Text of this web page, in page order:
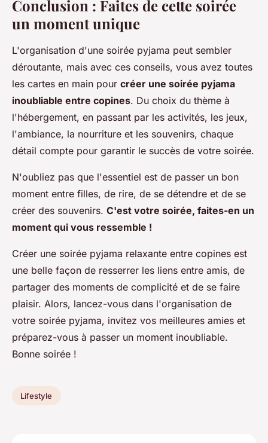
Conclusion : Faites de cette soirée
un moment unique
L'organisation d'une soirée pyjama peut sembler
déroutante, mais avec ces conseils, vous avez toutes
les cartes en main pour créer une soirée pyjama
inoubliable entre copines. Du choix du thème à
l'hébergement, en passant par les activités, les jeux,
l'ambiance, la nourriture et les souvenirs, chaque
détail compte pour garantir le succès de votre soirée.
N'oubliez pas que l'essentiel est de passer un bon
moment entre filles, de rire, de se détendre et de se
créer des souvenirs. C'est votre soirée, faites-en un
moment qui vous ressemble !
Créer une soirée pyjama relaxante entre copines est
une belle façon de resserrer les liens entre amis, de
partager des moments de complicité et de se faire
plaisir. Alors, lancez-vous dans l'organisation de
votre soirée pyjama, invitez vos meilleures amies et
préparez-vous à passer un moment inoubliable.
Bonne soirée !
Lifestyle